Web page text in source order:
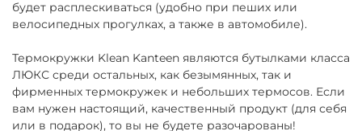
будет расплескиваться (удобно при пеших или
велосипедных прогулках, а также в автомобиле).
Термокружки Klean Kanteen являются бутылками класса
ЛЮКС среди остальных, как безымянных, так и
фирменных термокружек и небольших термосов. Если
вам нужен настоящий, качественный продукт (для себя
или в подарок), то вы не будете разочарованы!